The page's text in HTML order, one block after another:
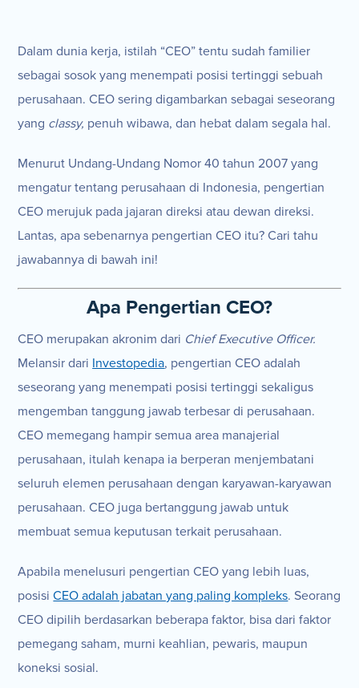
Dalam dunia kerja, istilah “CEO” tentu sudah familier
sebagai sosok yang menempati posisi tertinggi sebuah
perusahaan. CEO sering digambarkan sebagai seseorang
yang classy, penuh wibawa, dan hebat dalam segala hal.
Menurut Undang-Undang Nomor 40 tahun 2007 yang
mengatur tentang perusahaan di Indonesia, pengertian
CEO merujuk pada jajaran direksi atau dewan direksi.
Lantas, apa sebenarnya pengertian CEO itu? Cari tahu
jawabannya di bawah ini!
Apa Pengertian CEO?
CEO merupakan akronim dari Chief Executive Officer.
Melansir dari Investopedia, pengertian CEO adalah
seseorang yang menempati posisi tertinggi sekaligus
mengemban tanggung jawab terbesar di perusahaan.
CEO memegang hampir semua area manajerial
perusahaan, itulah kenapa ia berperan menjembatani
seluruh elemen perusahaan dengan karyawan-karyawan
perusahaan. CEO juga bertanggung jawab untuk
membuat semua keputusan terkait perusahaan.
Apabila menelusuri pengertian CEO yang lebih luas,
posisiCEO adalah jabatan yang paling kompleks. Seorang
CEO dipilih berdasarkan beberapa faktor, bisa dari faktor
pemegang saham, murni keahlian, pewaris, maupun
koneksi sosial.